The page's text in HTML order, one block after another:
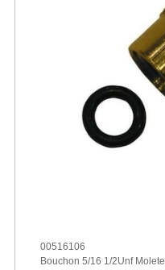
00516106
Bouchon 5/16 1/2Unf